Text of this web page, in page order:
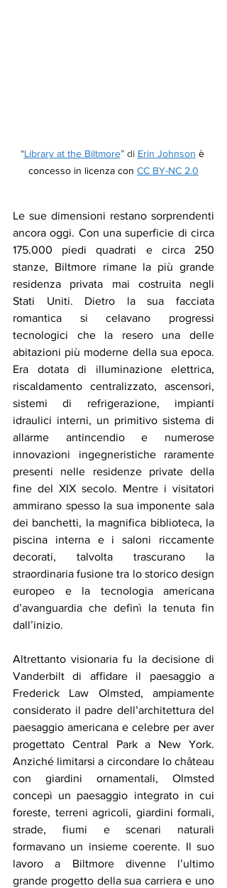
“Library at the Biltmore” di Erin Johnson è
concesso in licenza con CC BY-NC 2.0
Le sue dimensioni restano sorprendenti
ancora oggi. Con una superficie di circa
175.000 piedi quadrati e circa 250
stanze, Biltmore rimane la più grande
residenza privata mai costruita negli
Stati Uniti. Dietro la sua facciata
romantica si celavano progressi
tecnologici che la resero una delle
abitazioni più moderne della sua epoca.
Era dotata di illuminazione elettrica,
riscaldamento centralizzato, ascensori,
sistemi di refrigerazione, impianti
idraulici interni, un primitivo sistema di
allarme antincendio e numerose
innovazioni ingegneristiche raramente
presenti nelle residenze private della
fine del XIX secolo. Mentre i visitatori
ammirano spesso la sua imponente sala
dei banchetti, la magnifica biblioteca, la
piscina interna e i saloni riccamente
decorati, talvolta trascurano la
straordinaria fusione tra lo storico design
europeo e la tecnologia americana
d’avanguardia che definì la tenuta fin
dall’inizio.
Altrettanto visionaria fu la decisione di
Vanderbilt di affidare il paesaggio a
Frederick Law Olmsted, ampiamente
considerato il padre dell’architettura del
paesaggio americana e celebre per aver
progettato Central Park a New York.
Anziché limitarsi a circondare lo château
con giardini ornamentali, Olmsted
concepì un paesaggio integrato in cui
foreste, terreni agricoli, giardini formali,
strade, fiumi e scenari naturali
formavano un insieme coerente. Il suo
lavoro a Biltmore divenne l’ultimo
grande progetto della sua carriera e uno